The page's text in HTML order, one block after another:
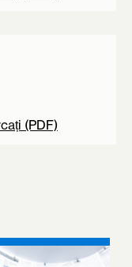
(PDF)